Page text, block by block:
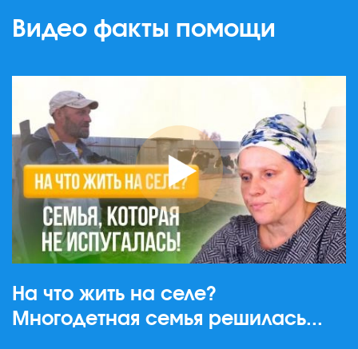
Видео факты помощи
На что жить на селе?
Многодетная семья решилась...